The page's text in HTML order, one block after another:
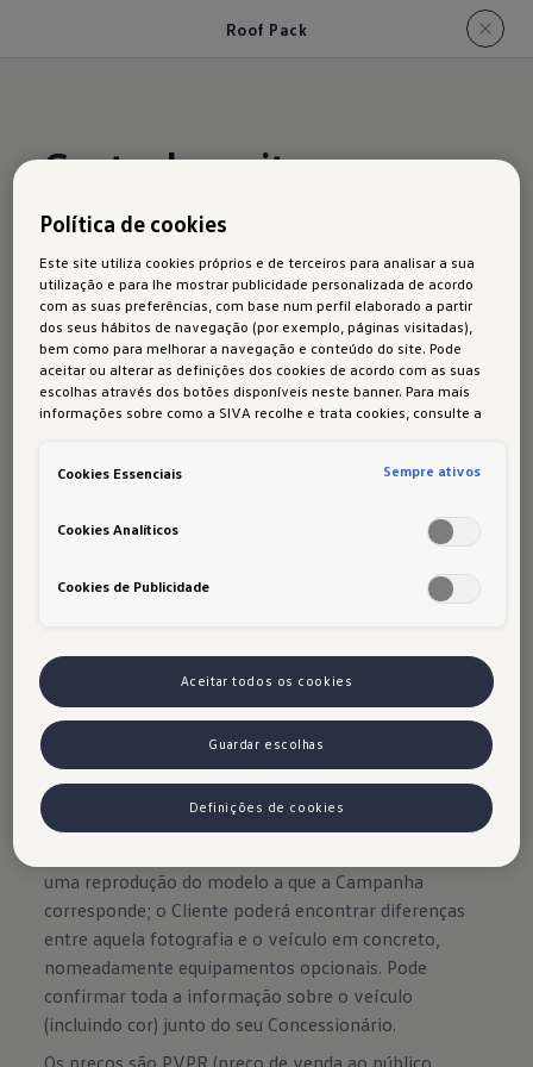
Roof Pack
Gosta de muitos
contrastes
O Taigo alia dimensões compactas e um design
extraordinário. Você decide o look final.
O que acha de um tejadilho preto e espelhos
Pode obter o Roof Pack na linha de equipamento
fumados.
Os nossos automóveis vêm equipados de fábrica com
pneus de verão.
uma reprodução do modelo a que a Campanha
corresponde; o Cliente poderá encontrar diferenças
entre aquela fotografia e o veículo em concreto,
nomeadamente equipamentos opcionais. Pode
confirmar toda a informação sobre o veículo
(incluindo cor) junto do seu Concessionário.
Os preços são PVPR (preço de venda ao público
Política de cookies
Este site utiliza cookies próprios e de terceiros para analisar a sua
utilização e para lhe mostrar publicidade personalizada de acordo
com as suas preferências, com base num perfil elaborado a partir
dos seus hábitos de navegação (por exemplo, páginas visitadas),
bem como para melhorar a navegação e conteúdo do site. Pode
aceitar ou alterar as definições dos cookies de acordo com as suas
escolhas através dos botões disponíveis neste banner. Para mais
informações sobre como a SIVA recolhe e trata cookies, consulte a
Cookies Essenciais Sempre ativos
Cookies Analíticos
Cookies de Publicidade
Aceitar todos os cookies
Guardar escolhas
Definições de cookies